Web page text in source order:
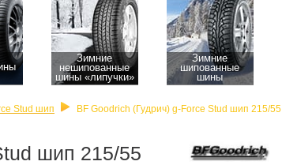
Зимние
нешипованные
шины «липучки»
Зимние
шипованные
шины
Stud шип
BF Goodrich (Гудрич) g-Force Stud шип 215/55
шип 215/55